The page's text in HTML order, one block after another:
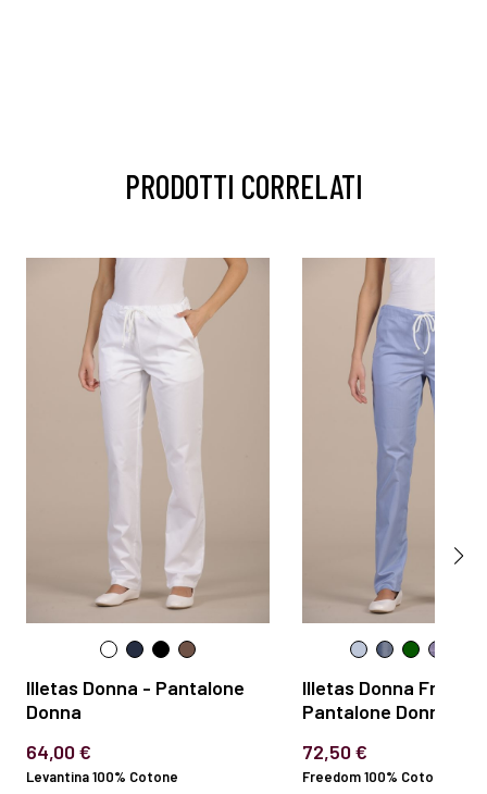
PRODOTTI CORRELATI
Illetas Donna - Pantalone
Donna
64,00 €
Levantina 100% Cotone
Illetas Donna
Pantalone Donna
72,50 €
Freedom 100% Cotone 130